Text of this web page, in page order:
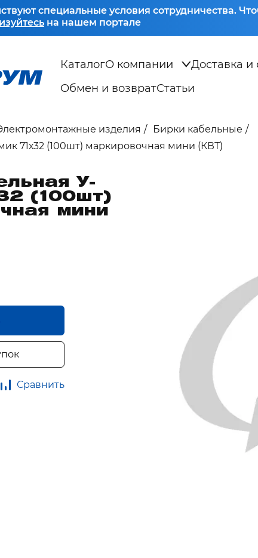
специальные условия сотрудничества.
на нашем портале
КаталогО компании Доставка и
Обмен и возвратСтатьи
изделия
Бирки кабельные
71х32 (100шт) маркировочная мини (КВТ)
У-
(100шт)
мини
Сравнить